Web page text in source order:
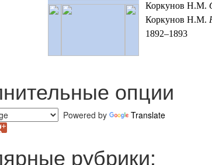
Коркунов Н.М.
Коркунов Н.М.
1892–1893
опции
Powered by Translate
рубрики: